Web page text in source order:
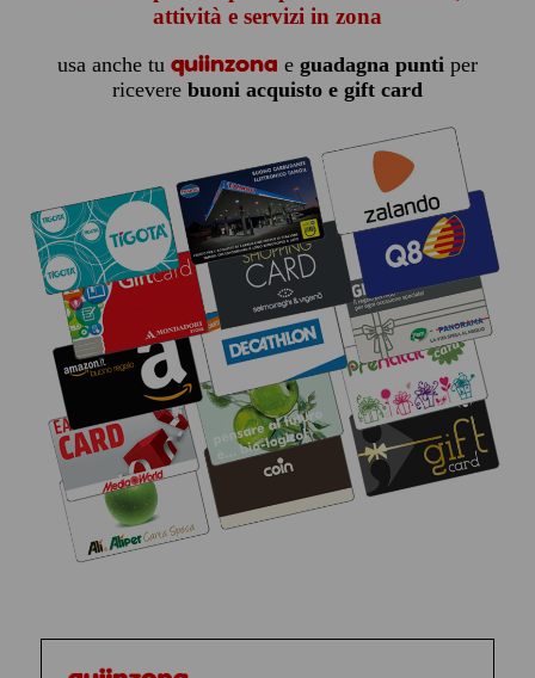
attività e servizi in zona
usa anche tu quiinzona e guadagna puntiper
ricevere buoni acquisto e gift card